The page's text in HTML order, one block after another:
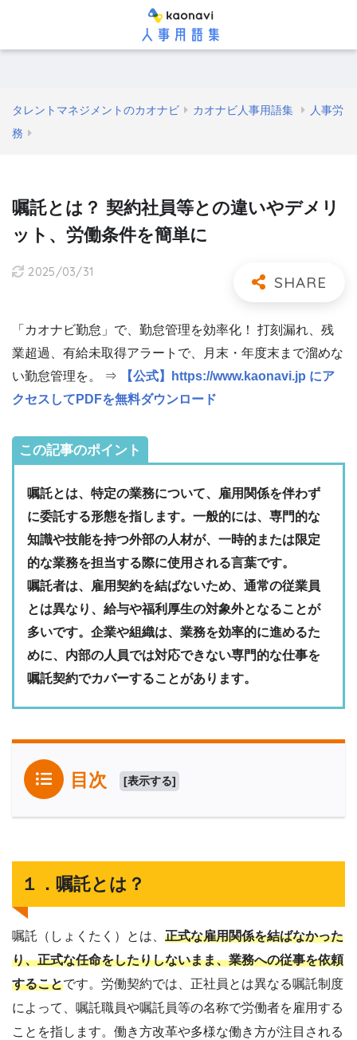
タレントマネジメントのカオナビ カオナビ人事用語集
人事労
務
嘱託とは？ 契約社員等との違いやデメリ
ット、労働条件を簡単に
2025/03/31
「カオナビ勤怠」で、勤怠管理を効率化！ 打刻漏れ、残
業超過、有給未取得アラートで、月末・年度末まで溜めな
い勤怠管理を。 ⇒
【公式】https://www.kaonavi.jp にア
クセスしてPDFを無料ダウンロード
この記事のポイント
嘱託とは、特定の業務について、雇用関係を伴わず
に委託する形態を指します。一般的には、専門的な
知識や技能を持つ外部の人材が、一時的または限定
的な業務を担当する際に使用される言葉です。
嘱託者は、雇用契約を結ばないため、通常の従業員
とは異なり、給与や福利厚生の対象外となることが
多いです。企業や組織は、業務を効率的に進めるた
めに、内部の人員では対応できない専門的な仕事を
嘱託契約でカバーすることがあります。
目次 [表示する]
１．嘱託とは？
嘱託（しょくたく）とは、 正式な雇用関係を結ばなかった
り、正式な任命をしたりしないまま、業務への従事を依頼
することです。労働契約では、正社員とは異なる嘱託制度
によって、嘱託職員や嘱託員等の名称で労働者を雇用する
ことを指します。働き方改革や多様な働き方が注目される